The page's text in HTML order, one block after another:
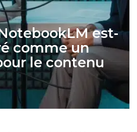
est-
comme un
le contenu